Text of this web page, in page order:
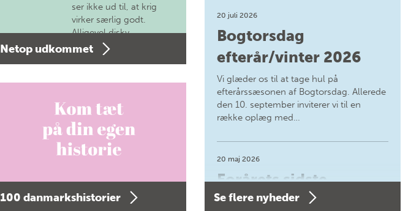
ser ikke ud til, at krig
virker særlig godt.
Alligevel diskv…
Netop udkommet
100 danmarkshistorier
20 juli 2026
Bogtorsdag
efterår/vinter 2026
Vi glæder os til at tage hul på
efterårssæsonen af Bogtorsdag. Allerede
den 10. september inviterer vi til en
række oplæg med…
20 maj 2026
Forårets sidste
Bogtorsdag 11. juni
Se flere nyheder